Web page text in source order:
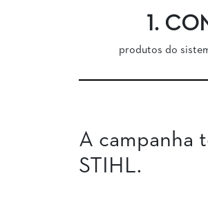
1.
produtos do
A campanha
STIHL.